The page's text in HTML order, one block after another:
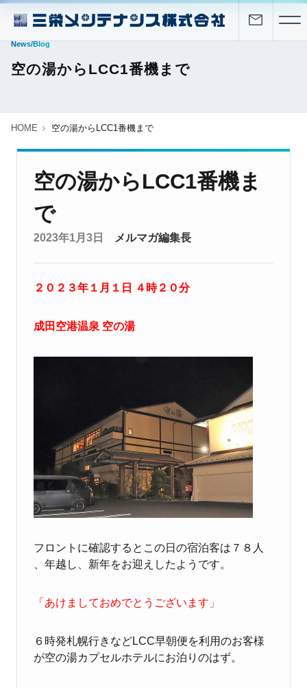
News/Blog
空の湯からLCC1番機まで
HOME 空の湯からLCC1番機まで
空の湯からLCC1番機ま
で
2023年1月3日 メルマガ編集長
２０２３年１月１日 ４時２０分
成田空港温泉 空の湯
フロントに確認するとこの日の宿泊客は７８人
、年越し、新年をお迎えしたようです。
「あけましておめでとうございます」
６時発札幌行きなどLCC早朝便を利用のお客様
が空の湯カプセルホテルにお泊りのはず。